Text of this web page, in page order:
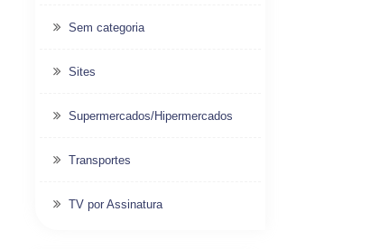
Sem categoria
Sites
Supermercados/Hipermercados
Transportes
TV por Assinatura